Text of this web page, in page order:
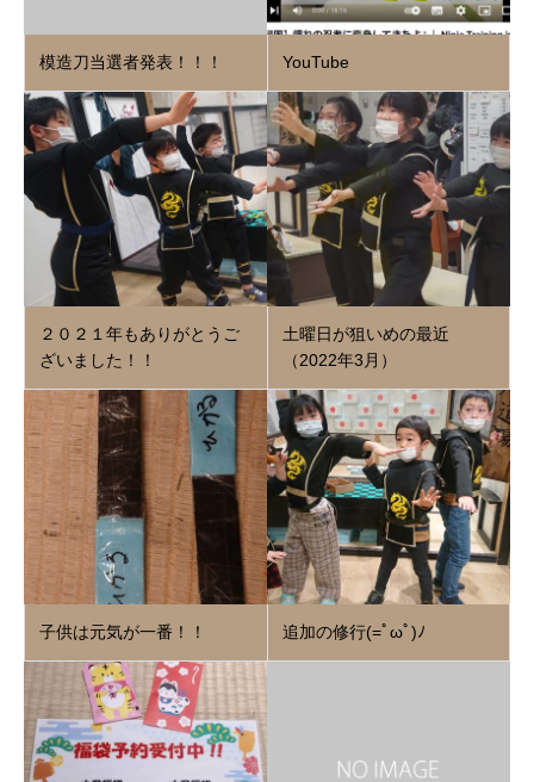
模造刀当選者発表！！！ YouTube
２０２１年もありがとうご
ざいました！！
土曜日が狙いめの最近
（2022年3月）
子供は元気が一番！！ 追加の修行(=ﾟωﾟ)ﾉ